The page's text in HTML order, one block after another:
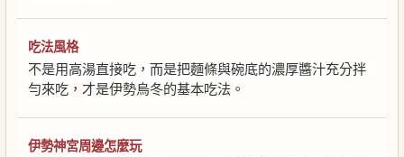
吃法風格
不是用高湯直接吃，而是把麵條與碗底的濃厚醬汁充分拌
勻來吃，才是伊勢烏冬的基本吃法。
伊勢神宮周邊怎麼玩